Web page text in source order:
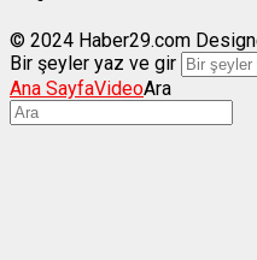
© 2024 Haber29.com
Bir şeyler yaz ve gir
Ana SayfaVideoAra